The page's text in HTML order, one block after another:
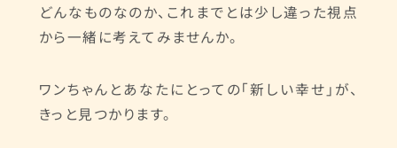
どんなものなのか、これまでとは少し違った視点
から一緒に考えてみませんか。
ワンちゃんとあなたにとっての「新しい幸せ」が、
きっと見つかります。